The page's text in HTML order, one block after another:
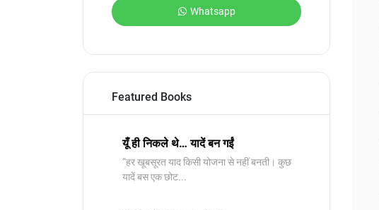
Whatsapp
Featured Books
यूँ ही निकले थे… यादें बन गईं
“हर खूबसूरत याद किसी योजना से नहीं बनती। कुछ
यादें बस एक छोट...